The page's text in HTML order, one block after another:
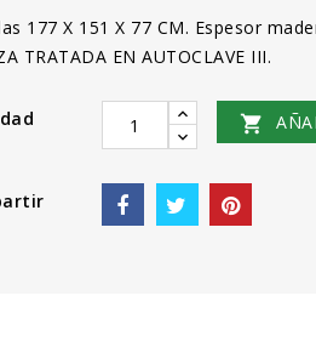
177 X 151 X 77 CM. Espesor
TRATADA EN AUTOCLAVE III.
